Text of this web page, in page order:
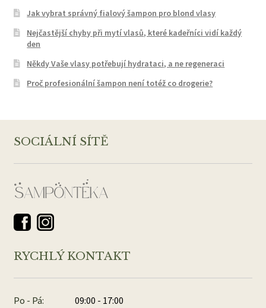
Jak vybrat správný fialový šampon pro blond vlasy
Nejčastější chyby při mytí vlasů, které kadeřníci vidí každý
den
Někdy Vaše vlasy potřebují hydrataci, a ne regeneraci
Proč profesionální šampon není totéž co drogerie?
SOCIÁLNÍ SÍTĚ
RYCHLÝ KONTAKT
Po - Pá:
09:00 - 17:00